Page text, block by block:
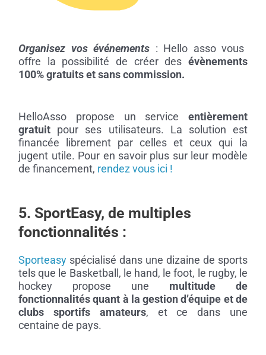
Organisez vos événements : Hello asso vous
offre la possibilité de créer des évènements
100% gratuits et sans commission.
HelloAsso propose un service entièrement
gratuit pour ses utilisateurs. La solution est
financée librement par celles et ceux qui la
jugent utile. Pour en savoir plus sur leur modèle
de financement, rendez vous ici !
5. SportEasy, de multiples
fonctionnalités :
Sporteasy spécialisé dans une dizaine de sports
tels que le Basketball, le hand, le foot, le rugby, le
hockey propose une multitude de
fonctionnalités quant à la gestion d’équipe et de
clubs sportifs amateurs, et ce dans une
centaine de pays.